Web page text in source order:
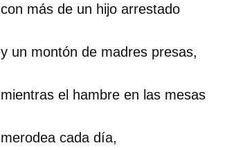
con más de un hijo arrestado
y un montón de madres presas,
mientras el hambre en las mesas
merodea cada día,